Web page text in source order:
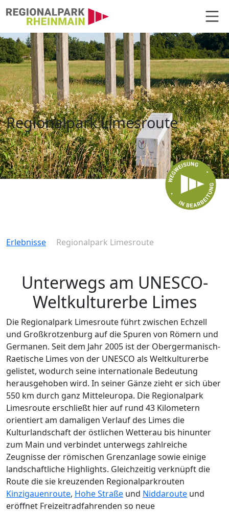
Regionalpark Limesroute
Hauptnavigation
Regionalpark Limesroute
Erlebnisse Regionalpark Limesroute
Unterwegs am UNESCO-
Weltkulturerbe Limes
Die Regionalpark Limesroute führt zwischen Echzell
und Großkrotzenburg auf die Spuren von Römern und
Germanen. Seit dem Jahr 2005 ist der Obergermanisch-
Raetische Limes von der UNESCO als Weltkulturerbe
gelistet, wodurch seine internationale Bedeutung
herausgehoben wird. In seiner Gänze zieht er sich über
550 km durch ganz Mitteleuropa. Die Regionalpark
Limesroute erschließt hier auf rund 43 Kilometern
orientiert am damaligen Verlauf des Limes die
Kulturlandschaft der östlichen Wetterau bis hinunter
zum Main und verbindet unterwegs zahlreiche
Zeugnisse der römischen Grenzanlage sowie einige
landschaftliche Highlights. Gleichzeitig verknüpft die
Route die sie kreuzenden Regionalparkrouten
Kinzigauenroute, Hohe Straße und Niddaroute und
eröffnet Freizeitradfahrenden so neue